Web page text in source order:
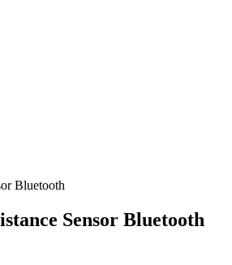
Bluetooth
Sensor Bluetooth